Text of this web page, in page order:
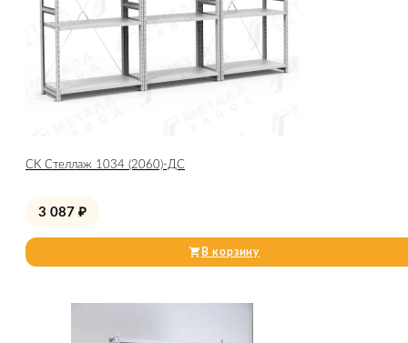
СК Стеллаж 1034 (2060)-ДС
3 087 ₽
В корзину